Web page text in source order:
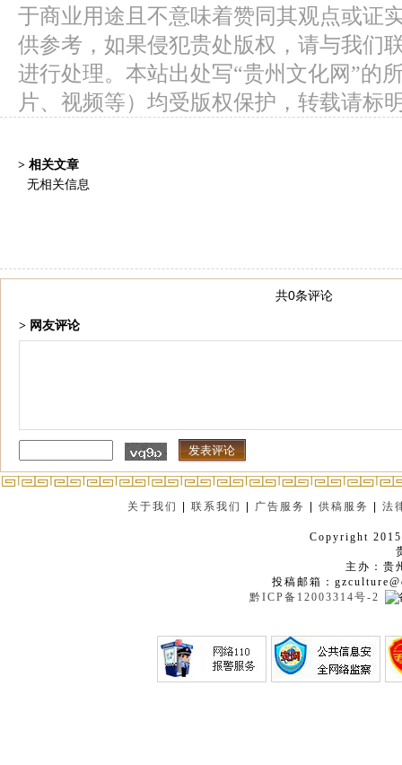
于商业用途且不意味着赞同其观点或证
供参考，如果侵犯贵处版权，请与我们
进行处理。本站出处写“贵州文化网”的
片、视频等）均受版权保护，转载请标
> 相关文章
无相关信息
共0条评论
> 网友评论
关于我们 |联系我们 广告服务 |供稿服务 |法
Copyright
主办：贵
投稿邮箱：
黔ICP备12003314号-2